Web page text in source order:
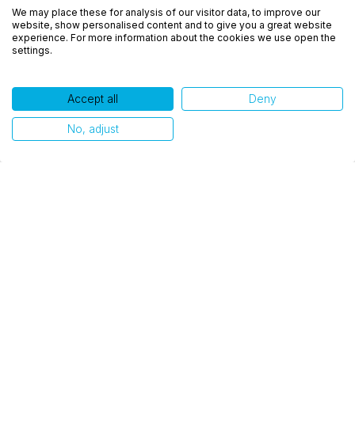
experiência, melhorar o desempenho, analisar
como você interage em nosso site e personalizar
conteúdo. Ao utilizar este site, você concorda com
Ok, entendi!
We may place these for analysis of our visitor data, to improve our
website, show personalised content and to give you a great website
experience. For more information about the cookies we use open the
settings.
Accept all Deny
No, adjust